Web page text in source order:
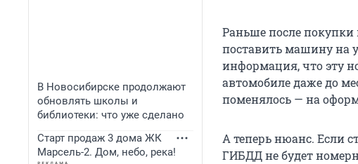
В Новосибирске продолжают
обновлять школы и
библиотеки: что уже сделано
Старт продаж 3 дома ЖК
Марсель-2. Дом, небо, река!
Раньше после
поставить машину на
информация, что эту
автомобиле даже до
поменялось — на
А теперь нюанс. Если
ГИБДД не будет